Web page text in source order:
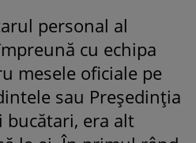
personal al
cu echipa
mesele oficiale pe
sau Președinția
bucătari, era alt